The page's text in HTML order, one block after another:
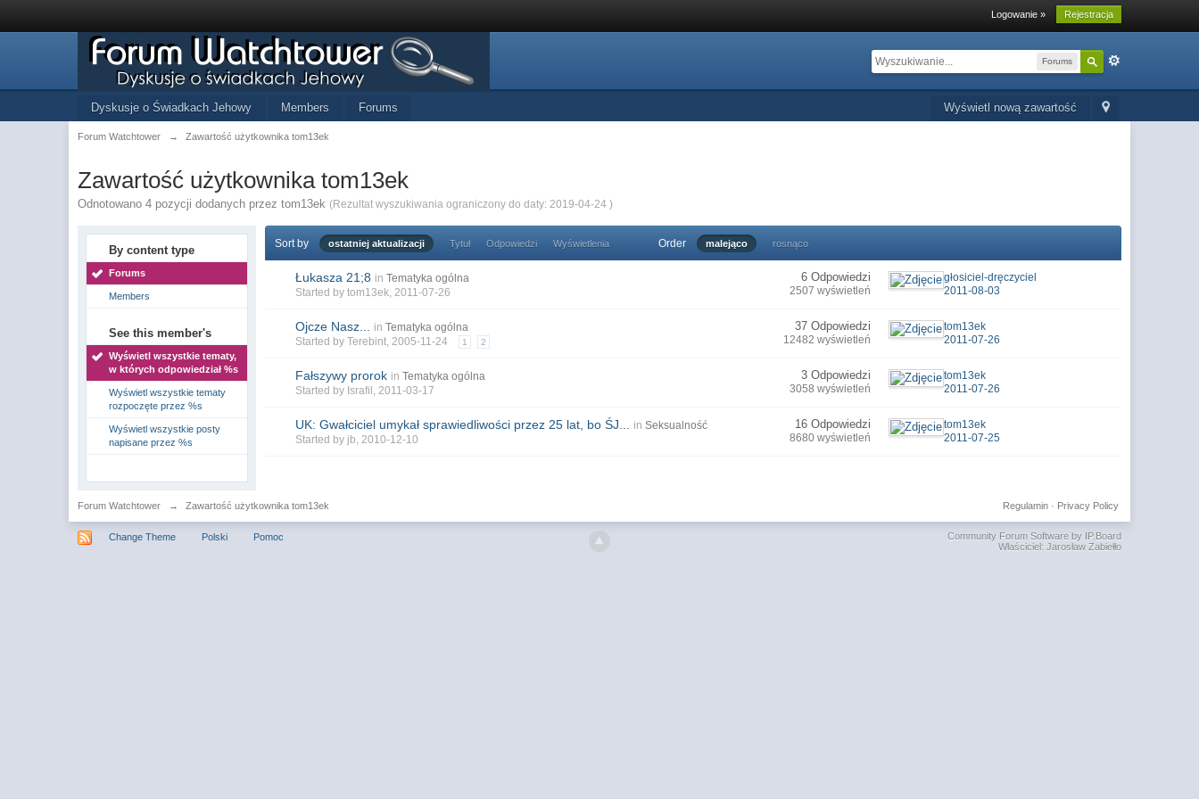
Logowanie » Rejestracja
Forums
Wyświetl nową zawartość
Dyskusje o Świadkach Jehowy Members Forums
Forum Watchtower → Zawartość użytkownika tom13ek
Zawartość użytkownika tom13ek
Odnotowano 4 pozycji dodanych przez tom13ek (Rezultat wyszukiwania ograniczony do daty: 2019-04-24 )
By content type
Forums
Members
See this member's
Wyświetl wszystkie tematy,
w których odpowiedział %s
Wyświetl wszystkie tematy
rozpoczęte przez %s
Wyświetl wszystkie posty
napisane przez %s
Sort by ostatniej aktualizacji Tytuł Odpowiedzi Wyświetlenia Order malejąco rosnąco
Łukasza 21;8 in Tematyka ogólna
Started bytom13ek, 2011-07-26
6 Odpowiedzi
2507 wyświetleń
głosiciel-dręczyciel
2011-08-03
Ojcze Nasz... in Tematyka ogólna
Started byTerebint, 2005-11-24 1 2
37 Odpowiedzi
12482 wyświetleń
tom13ek
2011-07-26
Fałszywy prorok in Tematyka ogólna
Started by Israfil , 2011-03-17
3 Odpowiedzi
3058 wyświetleń
tom13ek
2011-07-26
UK: Gwałciciel umykał sprawiedliwości przez 25 lat, bo ŚJ... in Seksualność
Started by jb, 2010-12-10
16 Odpowiedzi
8680 wyświetleń
tom13ek
2011-07-25
Forum Watchtower → Zawartość użytkownika tom13ek Privacy Policy
Regulamin·
Change Theme Polski Pomoc
Community Forum Software by IP.Board
Właściciel: Jarosław Zabiełło